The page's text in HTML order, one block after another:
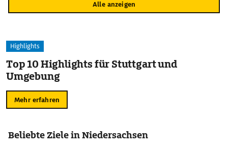
Alle anzeigen
Highlights
Top 10 Highlights für Stuttgart und
Umgebung
Mehr erfahren
Beliebte Ziele in Niedersachsen